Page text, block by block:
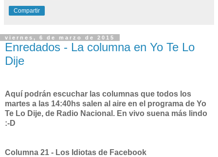
Compartir
viernes, 6 de marzo de 2015
Enredados - La columna en Yo Te Lo
Dije
Aquí podrán escuchar las columnas que todos los
martes a las 14:40hs salen al aire en el programa de Yo
Te Lo Dije, de Radio Nacional. En vivo suena más lindo
:-D
Columna 21 - Los Idiotas de Facebook